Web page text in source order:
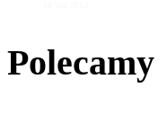
Polecamy